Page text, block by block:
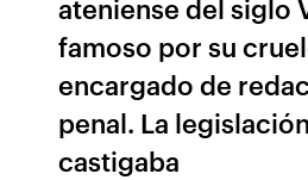
ateniense del siglo
famoso por su
encargado de
penal. La
castigaba